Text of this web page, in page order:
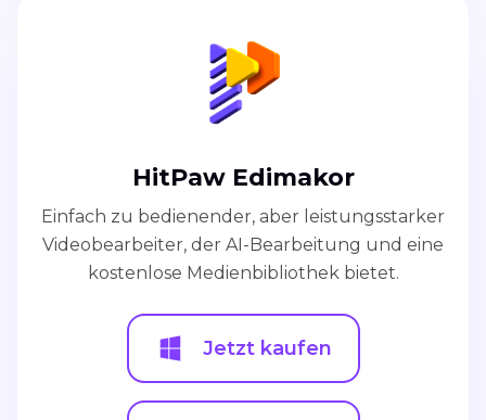
HitPaw Edimakor
Einfach zu bedienender, aber leistungsstarker
Videobearbeiter, der AI-Bearbeitung und eine
kostenlose Medienbibliothek bietet.
Jetzt kaufen